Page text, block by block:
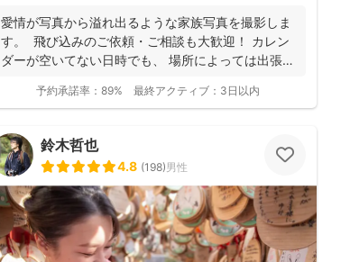
と好評です♪特にニューボーンフォトは様々な研修を受講
し、クオリティ高いお写真をお届けされています(^^)
愛情が写真から溢れ出るような家族写真を撮影しま
す。 飛び込みのご依頼・ご相談も大歓迎！ カレン
ダーが空いてない日時でも、 場所によっては出張で
予約承諾率： 89% 最終アクティブ： 3日以内
鈴木哲也
4.8 (198)男性